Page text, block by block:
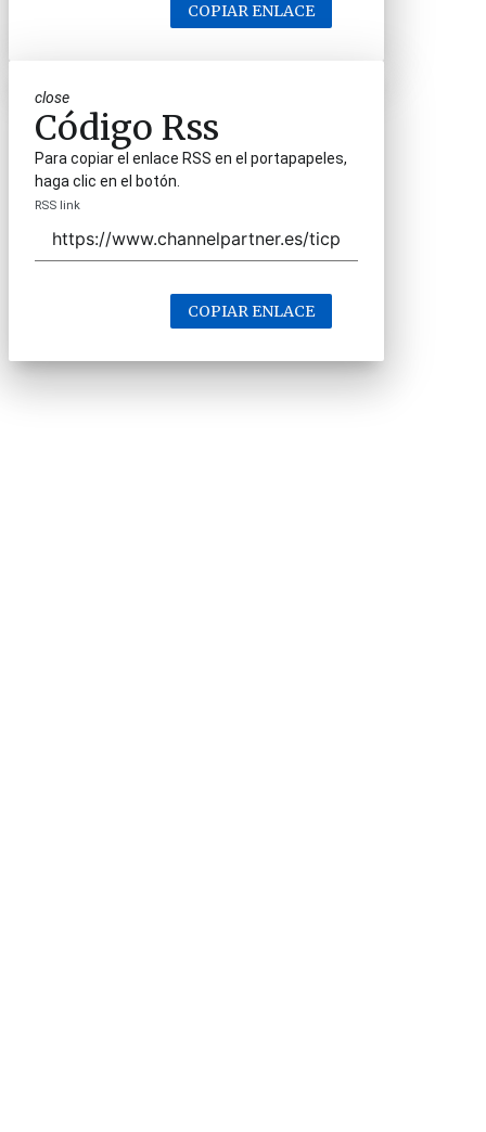
COPIAR ENLACE
close
Código Rss
Para copiar el enlace RSS en el portapapeles,
haga clic en el botón.
RSS link
COPIAR ENLACE